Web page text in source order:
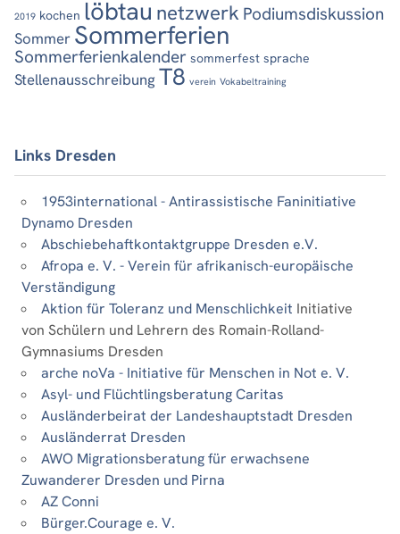
2019 kochen löbtau netzwerk Podiumsdiskussion
Sommer Sommerferien
Sommerferienkalender sommerfest sprache
Stellenausschreibung T8 verein Vokabeltraining
Links Dresden
1953international - Antirassistische Faninitiative
Dynamo Dresden
Abschiebehaftkontaktgruppe Dresden e.V.
Afropa e. V. - Verein für afrikanisch-europäische
Verständigung
Aktion für Toleranz und Menschlichkeit Initiative
von Schülern und Lehrern des Romain-Rolland-
Gymnasiums Dresden
arche noVa - Initiative für Menschen in Not e. V.
Asyl- und Flüchtlingsberatung Caritas
Ausländerbeirat der Landeshauptstadt Dresden
Ausländerrat Dresden
AWO Migrationsberatung für erwachsene
Zuwanderer Dresden und Pirna
AZ Conni
Bürger.Courage e. V.